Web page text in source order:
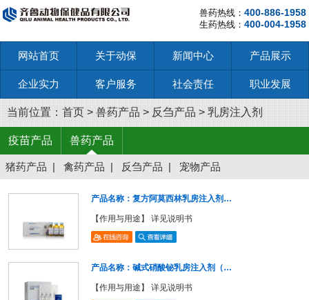
兽药热线： 400-886-1958
生药热线： 400-004-1958
网站首页 关于动保 新闻中心 产品展示
企业实力 客户服务 社会责任 职业发展
当前位置： 首页 > 兽药产品 > 反刍产品 > 乳房注入剂
疫苗产品 兽药产品
猪药产品 | 禽药产品 | 反刍产品 | 宠物产品
产品名称：复方阿莫西林乳房注入剂…
【作用与用途】 详见说明书
产品名称：碱式硝酸铋乳房注入剂（…
【作用与用途】 详见说明书